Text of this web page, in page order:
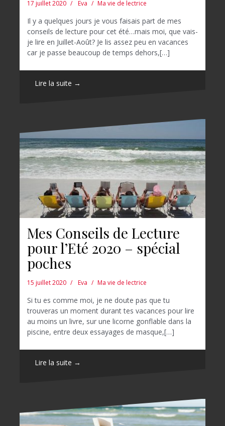
17 juillet 2020 Eva Ma vie de lectrice
Il y a quelques jours je vous faisais part de mes
conseils de lecture pour cet été…mais moi, que vais-
je lire en Juillet-Août? Je lis assez peu en vacances
car je passe beaucoup de temps dehors,[…]
Lire la suite →
Mes Conseils de Lecture
pour l’Eté 2020 – spécial
poches
15 juillet 2020 Eva Ma vie de lectrice
Si tu es comme moi, je ne doute pas que tu
trouveras un moment durant tes vacances pour lire
au moins un livre, sur une licorne gonflable dans la
piscine, entre deux essayages de masque,[…]
Lire la suite →